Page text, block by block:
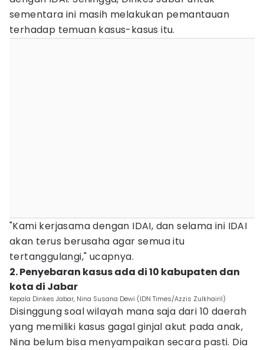
sementara ini masih melakukan pemantauan
terhadap temuan kasus-kasus itu.
"Kami kerjasama dengan IDAI, dan selama ini IDAI
akan terus berusaha agar semua itu
tertanggulangi," ucapnya.
2. Penyebaran kasus ada di 10 kabupaten dan
kota di Jabar
Kepala Dinkes Jabar, Nina Susana Dewi (IDN Times/Azzis Zulkhairil)
Disinggung soal wilayah mana saja dari 10 daerah
yang memiliki kasus gagal ginjal akut pada anak,
Nina belum bisa menyampaikan secara pasti. Dia